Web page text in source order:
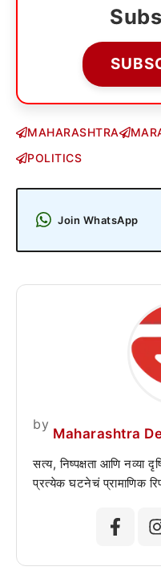
MAHARASHTRA
POLITICS
Join WhatsApp
by
Maharashtra
सत्य, निष्पक्षता आणि नव्या
प्रत्येक घटनेचं प्रामाणिक